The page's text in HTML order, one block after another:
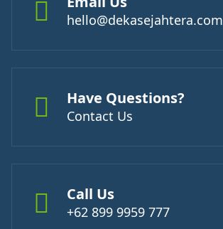
hello@dekasejahtera.com
Have Questions?
Contact Us
Call Us
+62 899 9959 777